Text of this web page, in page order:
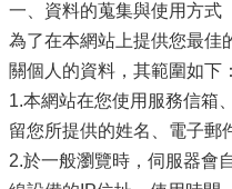
交
流
便
民
服
務
一、資料的蒐集與使用方式
為了在本網站上提供您最佳
關個人的資料，其範圍如下：
1.本網站在您使用服務信箱
留您所提供的姓名、電子郵
2.於一般瀏覽時，伺服器會